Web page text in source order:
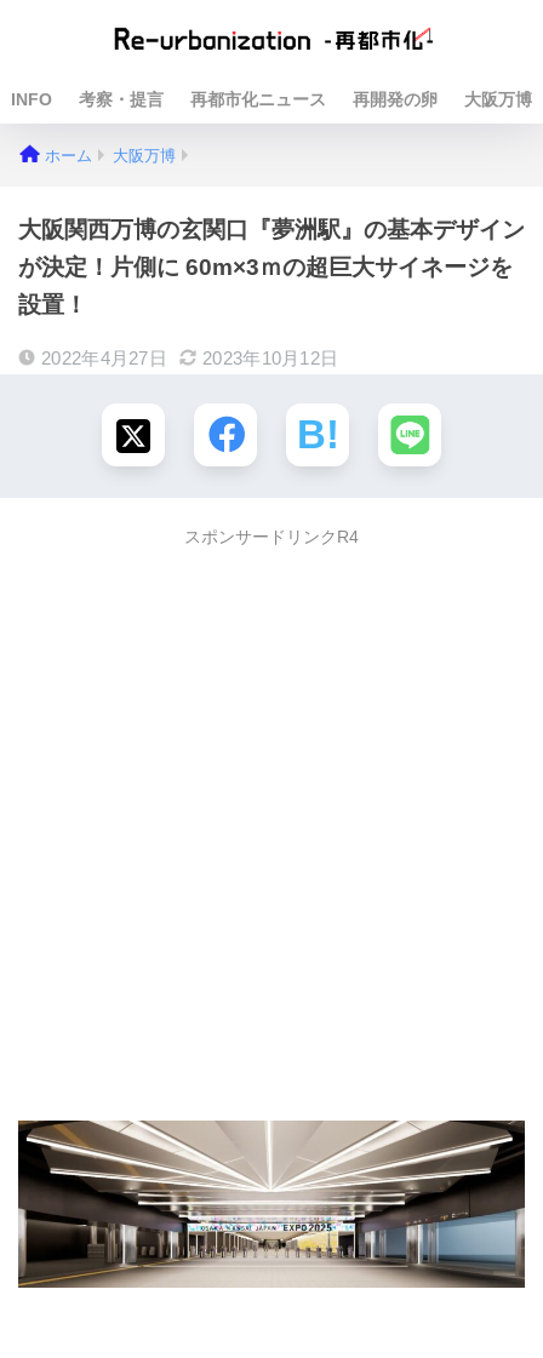
INFO 考察・提言 再都市化ニュース 再開発の卵 大阪万博
ホーム 大阪万博
大阪関西万博の玄関口『夢洲駅』の基本デザイン
が決定！片側に 60m×3ｍの超巨大サイネージを
設置！
2022年4月27日 2023年10月12日
スポンサードリンクR4